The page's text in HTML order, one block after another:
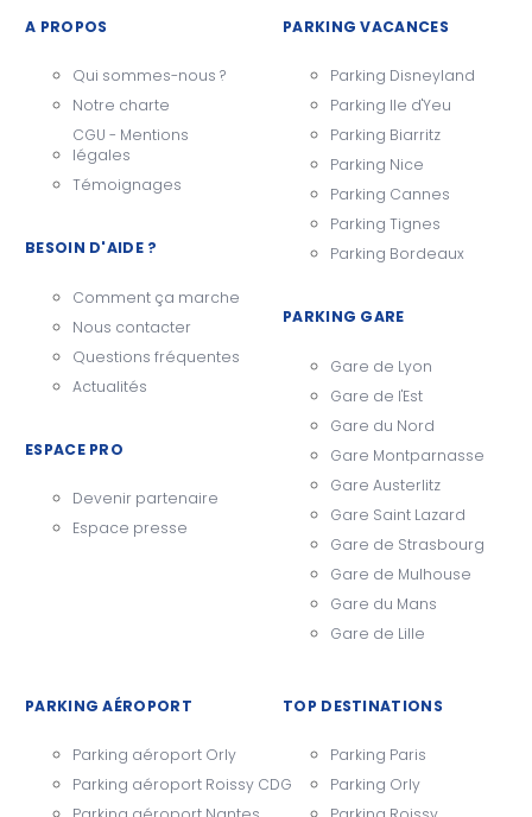
A PROPOS
Qui sommes-nous ?
Notre charte
CGU - Mentions
légales
Témoignages
BESOIN D'AIDE ?
Comment ça marche
Nous contacter
Questions fréquentes
Actualités
ESPACE PRO
Devenir partenaire
Espace presse
PARKING VACANCES
Parking Disneyland
Parking Ile d'Yeu
Parking Biarritz
Parking Nice
Parking Cannes
Parking Tignes
Parking Bordeaux
PARKING GARE
Gare de Lyon
Gare de l'Est
Gare du Nord
Gare Montparnasse
Gare Austerlitz
Gare Saint Lazard
Gare de Strasbourg
Gare de Mulhouse
Gare du Mans
Gare de Lille
PARKING AÉROPORT
Parking aéroport Orly
Parking aéroport Roissy CDG
TOP DESTINATIONS
Parking Paris
Parking Orly